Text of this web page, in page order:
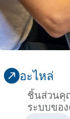
อะไหล่
ชิ้นส่วนคุ
ระบบขอ